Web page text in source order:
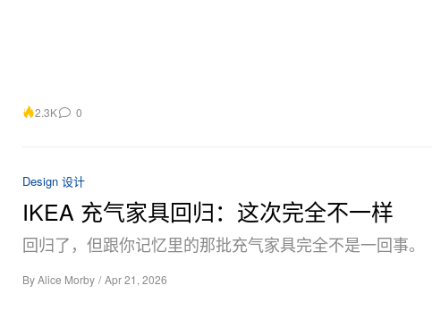
2.3K 0
Design 设计
IKEA 充气家具回归：这次完全不一样
回归了，但跟你记忆里的那批充气家具完全不是一回事。
ByAlice Morby / Apr 21, 2026